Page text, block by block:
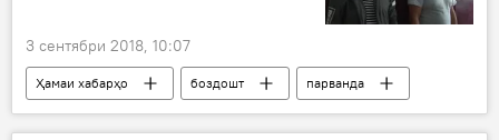
3 сентябри 2018, 10:07
Ҳамаи хабарҳо боздошт
парванда
маводи нашъаовар
қочоқ